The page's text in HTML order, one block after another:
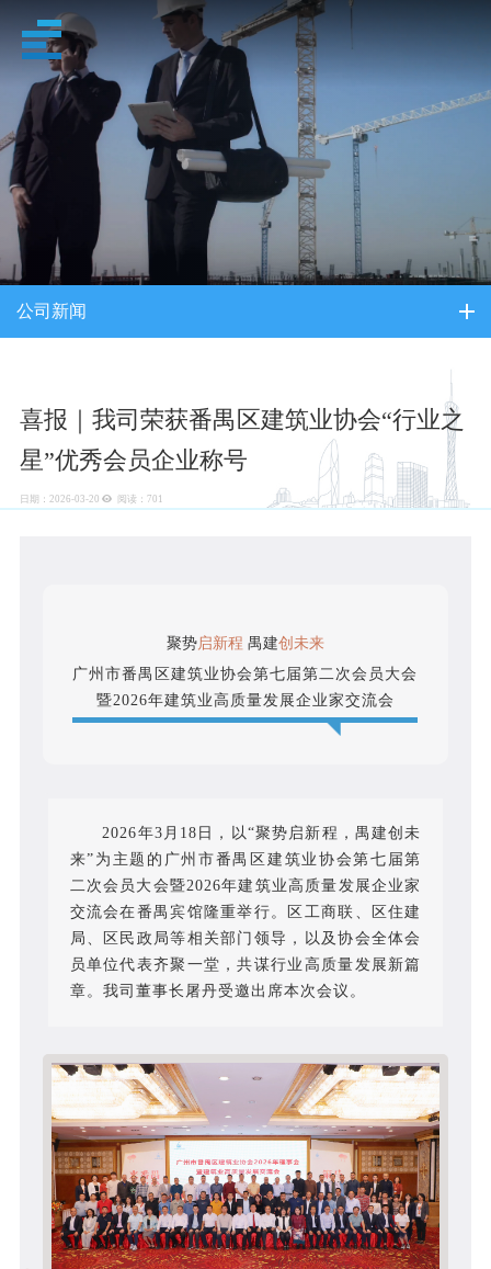
新闻中心
公司新闻
喜报｜我司荣获番禺区建筑业协会“行业之
星”优秀会员企业称号
日期：2026-03-20 阅读： 701
聚势启新程 禺建创未来
广州市番禺区建筑业协会第七届第二次会员大会
暨2026年建筑业高质量发展企业家交流会
2026年3月18日，以“聚势启新程，禺建创未
来”为主题的广州市番禺区建筑业协会第七届第
二次会员大会暨2026年建筑业高质量发展企业家
交流会在番禺宾馆隆重举行。区工商联、区住建
局、区民政局等相关部门领导，以及协会全体会
员单位代表齐聚一堂，共谋行业高质量发展新篇
章。我司董事长屠丹受邀出席本次会议。